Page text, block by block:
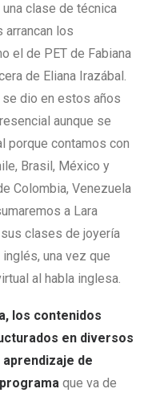
clase de técnica
arrancan los
el de PET de Fabiana
de Eliana Irazábal.
dio en estos años
aunque se
porque contamos con
Brasil, México y
Colombia, Venezuela
a Lara
clases de joyería
una vez que
al habla inglesa.
los contenidos
en diversos
de
que va de